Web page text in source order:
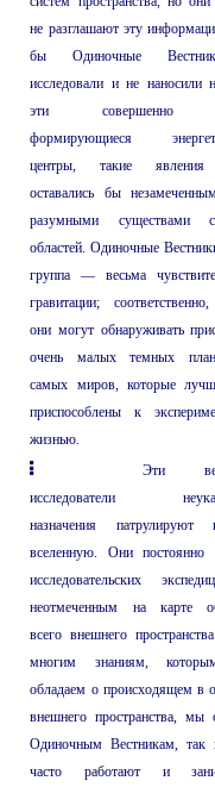
не разглашают эту
бы Одиночные
исследовали и не наносили
эти совершенно
формирующиеся
центры, такие явления
оставались бы
разумными существами
областей. Одиночные
группа — весьма
гравитации;
они могут обнаруживать
очень малых темных
самых миров, которые
приспособлены к
жизнью.
Эти
исследователи
назначения патрулируют
вселенную. Они постоянно
исследовательских
неотмеченным на карте
всего внешнего
многим знаниям,
обладаем о происходящем в
внешнего пространства, мы
Одиночным Вестникам, так
часто работают и